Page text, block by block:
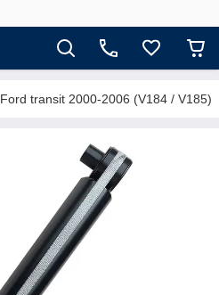
Ford transit 2000-2006 (V184 / V185)